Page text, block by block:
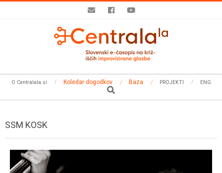
Secondary
O Centralala.si Koledar dogodkov Baza PROJEKTI
ENG
Search
SSM KOSK